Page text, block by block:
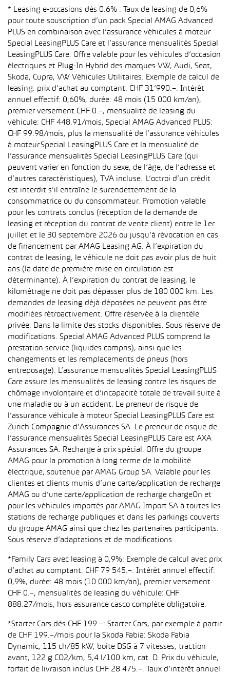
* Leasing e-occasions dès 0.6% : Taux de leasing de 0,6%
pour toute souscription d’un pack Special AMAG Advanced
PLUS en combinaison avec l’assurance véhicules à moteur
Special LeasingPLUS Care et l’assurance mensualités Special
LeasingPLUS Care. Offre valable pour les véhicules d’occasion
électriques et Plug-In Hybrid des marques VW, Audi, Seat,
Skoda, Cupra, VW Véhicules Utilitaires. Exemple de calcul de
leasing: prix d’achat au comptant: CHF 31’990.–. Intérêt
annuel effectif: 0,60%, durée: 48 mois (15 000 km/an),
premier versement CHF 0.–, mensualité de leasing du
véhicule: CHF 448.91/mois, Special AMAG Advanced PLUS:
CHF 99.98/mois, plus la mensualité de l’assurance véhicules
à moteur Special LeasingPLUS Care et la mensualité de
l’assurance mensualités Special LeasingPLUS Care (qui
peuvent varier en fonction du sexe, de l’âge, de l’adresse et
d’autres caractéristiques), TVA incluse. L’octroi d’un crédit
est interdit s’il entraîne le surendettement de la
consommatrice ou du consommateur. Promotion valable
pour les contrats conclus (réception de la demande de
leasing et réception du contrat de vente client) entre le 1er
juillet et le 30 septembre 2026 ou jusqu’à révocation en cas
de financement par AMAG Leasing AG. À l’expiration du
contrat de leasing, le véhicule ne doit pas avoir plus de huit
ans (la date de première mise en circulation est
déterminante). À l’expiration du contrat de leasing, le
kilométrage ne doit pas dépasser plus de 180 000 km. Les
demandes de leasing déjà déposées ne peuvent pas être
modifiées rétroactivement. Offre réservée à la clientèle
privée. Dans la limite des stocks disponibles. Sous réserve de
modifications. Special AMAG Advanced PLUS comprend la
prestation service (liquides compris), ainsi que les
changements et les remplacements de pneus (hors
entreposage). L’assurance mensualités Special LeasingPLUS
Care assure les mensualités de leasing contre les risques de
chômage involontaire et d’incapacité totale de travail suite à
une maladie ou à un accident. Le preneur de risque de
l’assurance véhicule à moteur Special LeasingPLUS Care est
Zurich Compagnie d’Assurances SA. Le preneur de risque de
l’assurance mensualités Special LeasingPLUS Care est AXA
Assurances SA. Recharge à prix spécial: Offre du groupe
AMAG pour la promotion à long terme de la mobilité
électrique, soutenue par AMAG Group SA. Valable pour les
clientes et clients munis d’une carte/application de recharge
AMAG ou d’une carte/application de recharge chargeOn et
pour les véhicules importés par AMAG Import SA à toutes les
stations de recharge publiques et dans les parkings couverts
du groupe AMAG ainsi que chez les partenaires participants.
Sous réserve d’adaptations et de modifications.
*Family Cars avec leasing à 0,9%: Exemple de calcul avec prix
d’achat au comptant: CHF 79 545.–. Intérêt annuel effectif:
0,9%, durée: 48 mois (10 000 km/an), premier versement
CHF 0.–, mensualités de leasing du véhicule: CHF
888.27/mois, hors assurance casco complète obligatoire.
*Starter Cars dès CHF 199.–: Starter Cars, par exemple à partir
de CHF 199.–/mois pour la Skoda Fabia: Skoda Fabia
Dynamic, 115 ch/85 kW, boîte DSG à 7 vitesses, traction
avant, 122 g CO2/km, 5,4 l/100 km, cat. D. Prix du véhicule,
forfait de livraison inclus CHF 28 475.–. Taux d’intérêt annuel